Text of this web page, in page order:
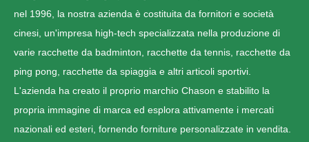
nel 1996, la nostra azienda è costituita da fornitori e società
cinesi, un'impresa high-tech specializzata nella produzione di
varie racchette da badminton, racchette da tennis, racchette da
ping pong, racchette da spiaggia e altri articoli sportivi.
L'azienda ha creato il proprio marchio Chason e stabilito la
propria immagine di marca ed esplora attivamente i mercati
nazionali ed esteri, fornendo forniture personalizzate in vendita.